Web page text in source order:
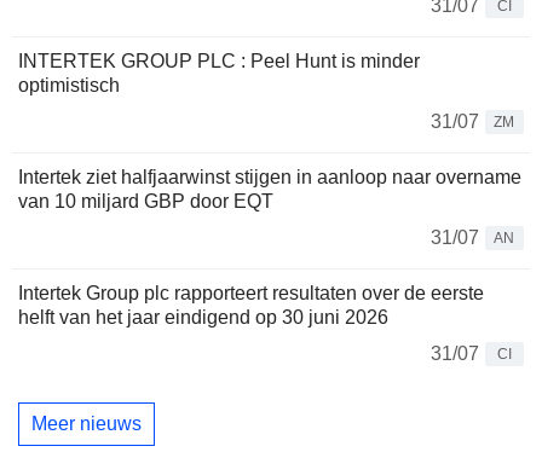
31/07
CI
INTERTEK GROUP PLC : Peel Hunt is minder
optimistisch
31/07
ZM
Intertek ziet halfjaarwinst stijgen in aanloop naar overname
van 10 miljard GBP door EQT
31/07
AN
Intertek Group plc rapporteert resultaten over de eerste
helft van het jaar eindigend op 30 juni 2026
31/07
CI
Meer nieuws